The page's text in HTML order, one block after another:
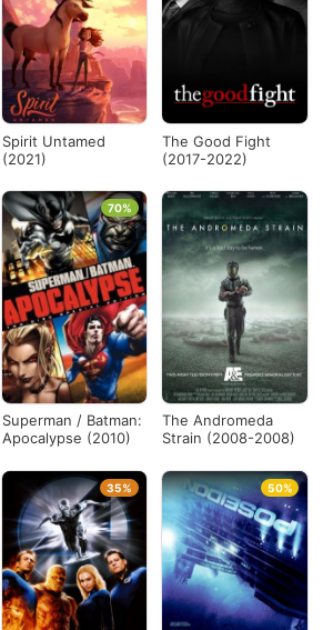
Spirit Untamed
(2021)
The Good Fight
(2017-2022)
Superman / Batman:
Apocalypse (2010)
70%
The Andromeda
Strain (2008-2008)
35% 50%